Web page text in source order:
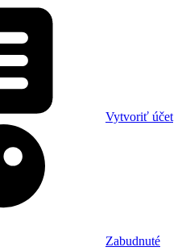
Vytvoriť účet
Zabudnuté